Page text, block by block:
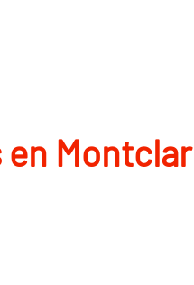
Montclar